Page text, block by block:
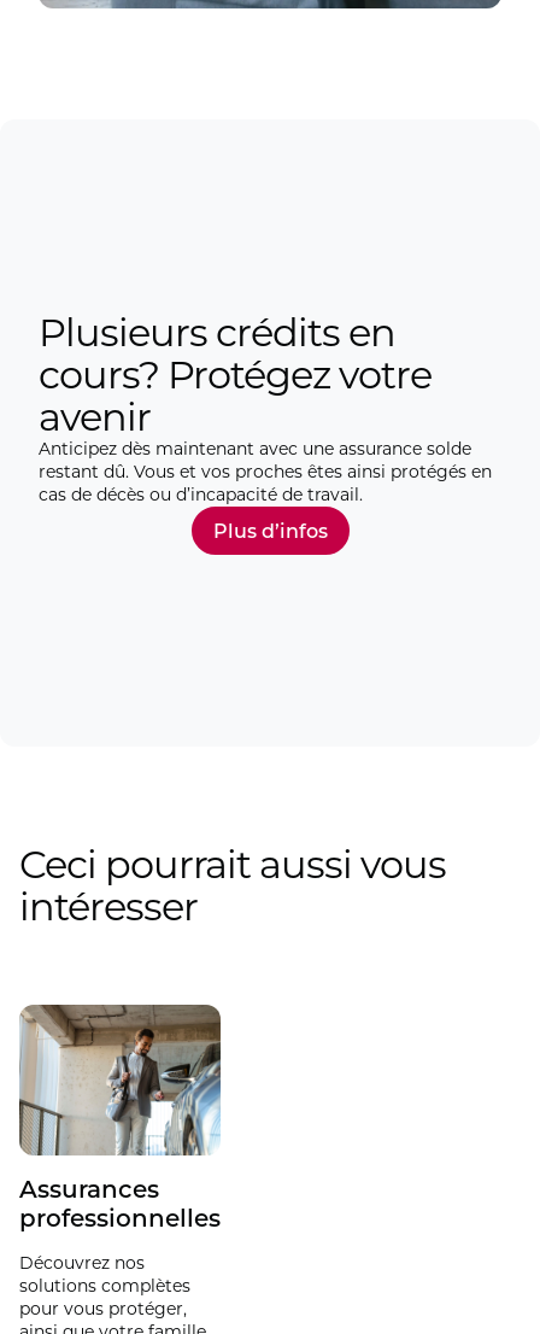
Plusieurs crédits en
cours? Protégez votre
avenir
Anticipez dès maintenant avec une assurance solde
restant dû. Vous et vos proches êtes ainsi protégés en
cas de décès ou d’incapacité de travail.
Plus d’infos
Ceci pourrait aussi vous
intéresser
Assurances
professionnelles
Découvrez nos
solutions complètes
pour vous protéger,